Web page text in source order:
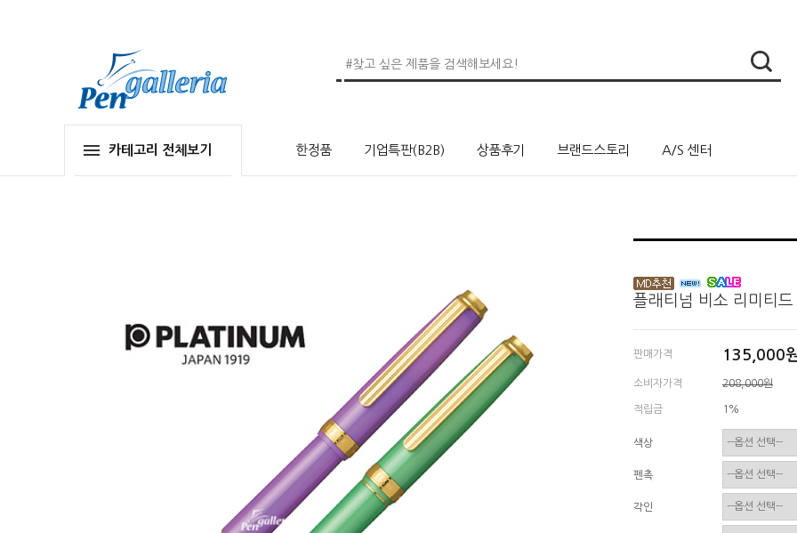
카테고리 전체보기 한정품 기업특판(B2B) 상품후기 브랜드스토리 A/S 센터
플래티넘 비소 리미티
판매가격 135,000
소비자가격 208,000원
적립금 1%
색상
펜촉
각인